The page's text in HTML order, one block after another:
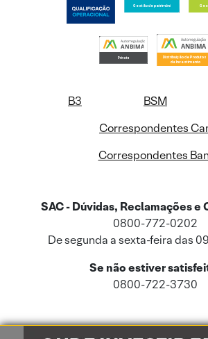
B3 BSM
Correspondentes
Correspondentes
SAC - Dúvidas, Reclamações e
0800-772-0202
De segunda a sexta-feira das
Se não estiver
0800-722-3730